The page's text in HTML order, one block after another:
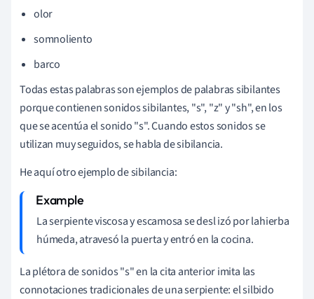
olor
somnoliento
barco
Todas estas palabras son ejemplos de palabras sibilantes
porque contienen sonidos sibilantes, "s", "z" y "sh", en los
que se acentúa el sonido "s". Cuando estos sonidos se
utilizan muy seguidos, se habla de sibilancia.
He aquí otro ejemplo de sibilancia:
Laserpiente viscosa y escamosa se deslizó por lahierba
húmeda,atravesó la puerta y entró en la cocina.
La plétora de sonidos "s" en la cita anterior imita las
connotaciones tradicionales de una serpiente: el silbido